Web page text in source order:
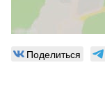
Поделиться